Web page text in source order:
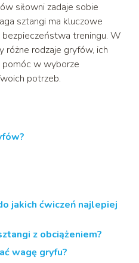
siłowni zadaje sobie
sztangi ma kluczowe
treningu. W
różne rodzaje gryfów, ich
pomóc w wyborze
potrzeb.
jakich ćwiczeń najlepiej
z obciążeniem?
wagę gryfu?